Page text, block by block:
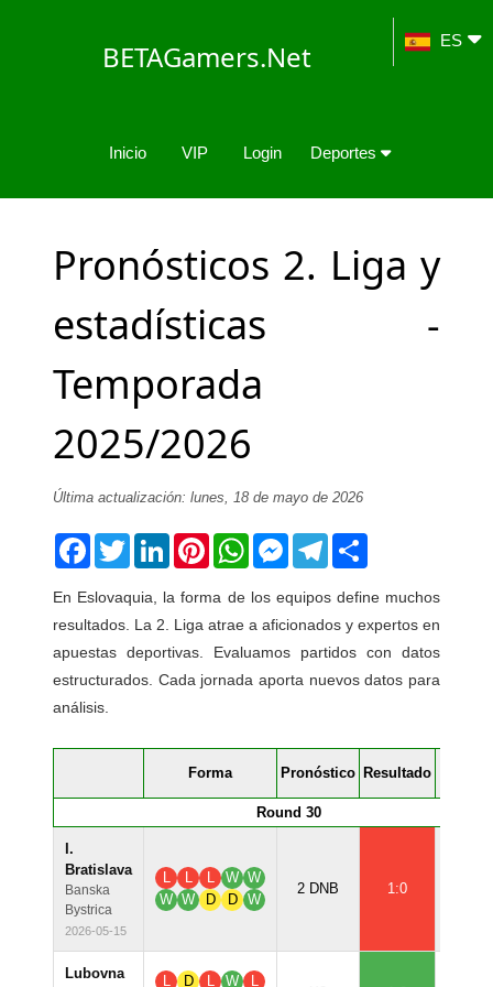
BETAGamers.Net ES
Inicio VIP Login Deportes
Pronósticos 2. Liga y
estadísticas -
Temporada
2025/2026
Última actualización: lunes, 18 de mayo de 2026
FacebookTwitterLinkedInPinterestWhatsAppMessenger
Telegram
En Eslovaquia, la forma de los equipos define muchos
resultados. La 2. Liga atrae a aficionados y expertos en
apuestas deportivas. Evaluamos partidos con datos
estructurados. Cada jornada aporta nuevos datos para
análisis.
Forma Pronóstico Resultado
Round 30
I.
Bratislava
Banska
Bystrica
2026-05-15
L L L W W
W W D D W
2 DNB 1:0
Lubovna L D L W
L